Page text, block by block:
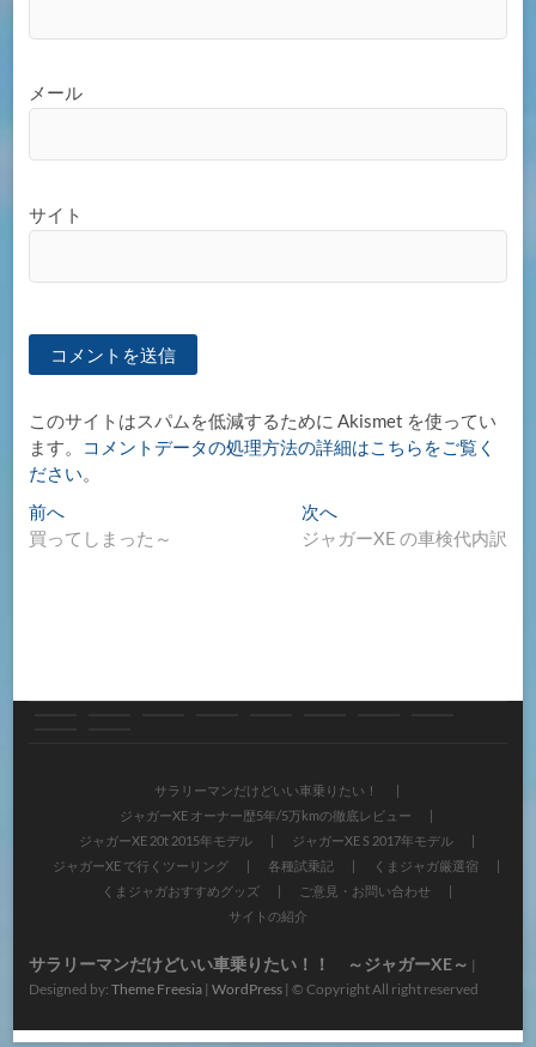
メール
サイト
このサイトはスパムを低減するために Akismet を使ってい
ます。
コメントデータの処理方法の詳細はこちらをご覧く
ださい。
投
稿
ー
前へ過
去
買ってしまった～
次へ
の
ジャガーXE の車検代内訳
ー
だ
け
ガ
ー
XE
ー
ナ
ガ
ー
XE
2015
年
ガ
ー
XE
2017
年
ガ
ー
XE
行
く
試
乗
記
ジ
ャ
ガ
選
宿
ャ
ガ
す
す
見・
お
い
合
わ
ト
の
介
サラリーマンだけどいい車乗りたい！
ジャガーXE オーナー歴5年/5万kmの徹底レビュー
ジャガーXE 20t 2015年モデル
ジャガーXE S 2017年モデル
ジャガーXE で行くツーリング
各種試乗記
くまジャガ厳選宿
くまジャガおすすめグッズ
ご意見・お問い合わせ
サイトの紹介
サラリーマンだけどいい車乗りたい！！ ～ジャガーXE～ |
Designed by: Theme Freesia| WordPress| © Copyright All right reserved